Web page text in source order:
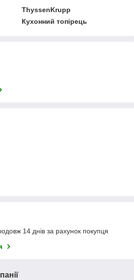
ThyssenKrupp
Кухонний топірець
14 днів за рахунок покупця